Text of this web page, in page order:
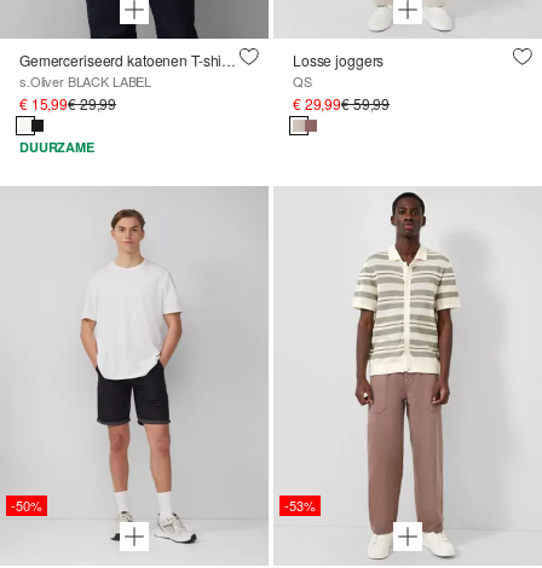
Gemerceriseerd katoenen T-shirt met logodetail
s.Oliver BLACK LABEL
€ 15,99€ 29,99
DUURZAME
Losse joggers
QS
€ 29,99€ 59,99
-50% -53%